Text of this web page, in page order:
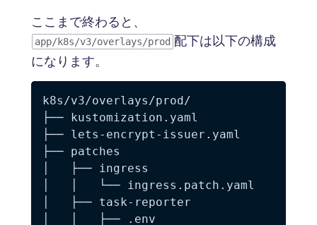
ここまで終わると、
app/k8s/v3/overlays/prod 配下は以下の構成
になります。
k8s/v3/overlays/prod/
├── kustomization.yaml
├── lets-encrypt-issuer.yaml
├── patches
│   ├── ingress
│   │   └── ingress.patch.yaml
│   ├── task-reporter
│   │   ├── .env